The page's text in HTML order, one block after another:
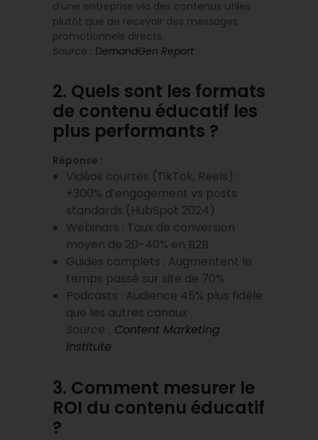
d’une entreprise via des contenus utiles
plutôt que de recevoir des messages
promotionnels directs.
Source : DemandGen Report
2. Quels sont les formats
de contenu éducatif les
plus performants ?
Réponse :
Vidéos courtes (TikTok, Reels) :
+300% d’engagement vs posts
standards (HubSpot 2024)
Webinars : Taux de conversion
moyen de 20-40% en B2B
Guides complets : Augmentent le
temps passé sur site de 70%
Podcasts : Audience 45% plus fidèle
que les autres canaux
Source : Content Marketing
Institute
3. Comment mesurer le
ROI du contenu éducatif
?